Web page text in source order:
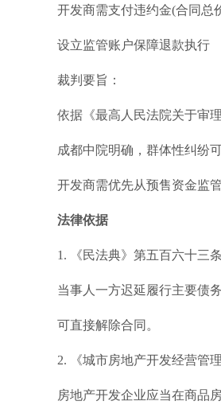
开发商需支付违约金(合同总
设立监管账户保障退款执行
裁判要旨：
依据《最高人民法院关于审
成都中院明确，群体性纠纷
开发商需优先从预售资金监
法律依据
1. 《民法典》第五百六十三条
当事人一方迟延履行主要债
可直接解除合同。
2. 《城市房地产开发经营管
房地产开发企业应当在商品